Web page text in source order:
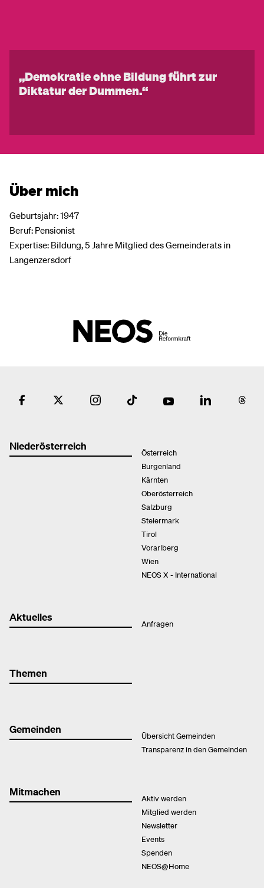
„Demokratie ohne Bildung führt zur
Diktatur der Dummen.“
Über mich
Geburtsjahr: 1947
Beruf: Pensionist
Expertise: Bildung, 5 Jahre Mitglied des Gemeinderats in
Langenzersdorf
Niederösterreich
Österreich
Burgenland
Kärnten
Oberösterreich
Salzburg
Steiermark
Tirol
Vorarlberg
Wien
NEOS X - International
Aktuelles
Anfragen
Themen
Gemeinden
Übersicht Gemeinden
Transparenz in den Gemeinden
Mitmachen
Aktiv werden
Mitglied werden
Newsletter
Events
Spenden
NEOS@Home